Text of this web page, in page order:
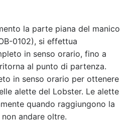
la parte piana del manico
0102), si effettua
in senso orario, fino a
al punto di partenza.
in senso orario per ottenere
alette del Lobster. Le alette
quando raggiungono la
andare oltre.